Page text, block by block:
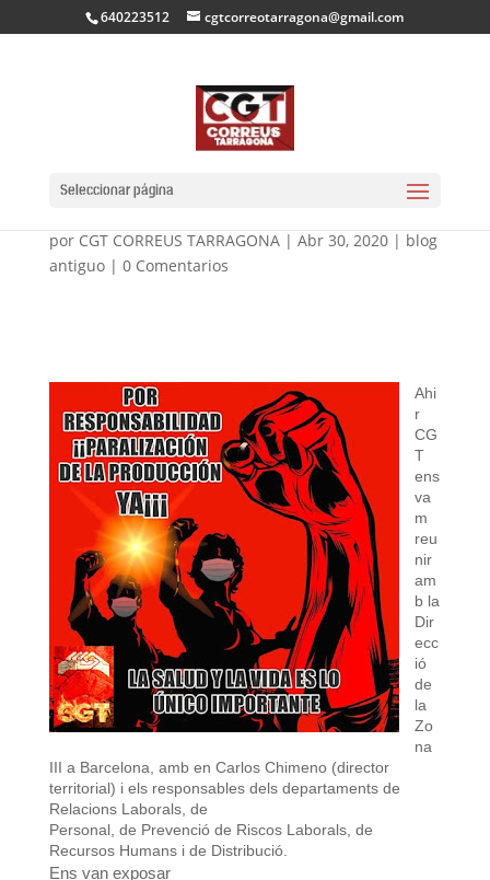
640223512 cgtcorreotarragona@gmail.com
Seleccionar página
DIRECCIÓ DE ZONA
por CGT CORREUS TARRAGONA| Abr 30, 2020| blog
antiguo| 0 Comentarios
Ahi
r
CG
T
ens
va
m
reu
nir
am
b la
Dir
ecc
ió
de
la
Zo
na
III a Barcelona, amb en Carlos Chimeno (director
territorial) i els responsables dels departaments de
Relacions Laborals, de
Personal, de Prevenció de Riscos Laborals, de
Recursos Humans i de Distribució.
Ens van exposar